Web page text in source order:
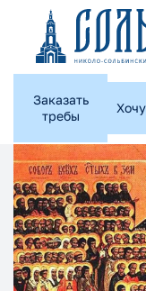
Заказать
требы
Этот сайт
технологии,
предоставить